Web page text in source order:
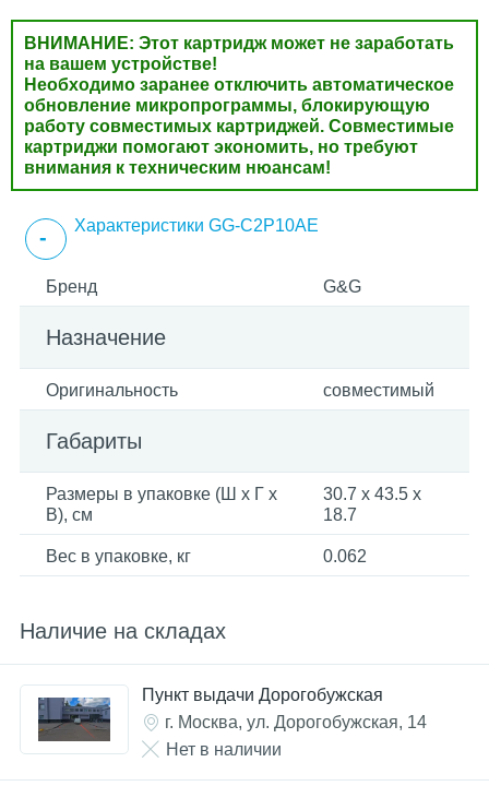
ВНИМАНИЕ: Этот картридж может не заработать
на вашем устройстве!
Необходимо заранее отключить автоматическое
обновление микропрограммы, блокирующую
работу совместимых картриджей. Совместимые
картриджи помогают экономить, но требуют
внимания к техническим нюансам!
Характеристики GG-C2P10AE
Бренд G&G
Назначение
Оригинальность совместимый
Габариты
Размеры в упаковке (Ш x Г x
В), см
30.7 x 43.5 x
18.7
Вес в упаковке, кг 0.062
Наличие на складах
Пункт выдачи Дорогобужская
г. Москва, ул. Дорогобужская, 14
Нет в наличии